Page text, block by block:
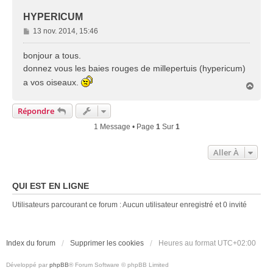
HYPERICUM
M
e
s
g
13 nov. 2014, 15:46
bonjour a tous.
donnez vous les baies rouges de millepertuis (hypericum)
a vos oiseaux.
Répondre
1 Message • Page 1Sur 1
Aller À
QUI EST EN LIGNE
Utilisateurs parcourant ce forum : Aucun utilisateur enregistré et 0 invité
Index du forum Supprimer les cookies Heures au format UTC+02:00
Développé par phpBB® Forum Software © phpBB Limited